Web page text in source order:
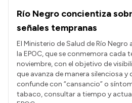
Río Negro concientiza
señales tempranas
El Ministerio de Salud de Río Negro
la EPOC, que se conmemora cada
noviembre, con el objetivo de
que avanza de manera silenciosa y
confunde con “cansancio” o
tabaco, consultar a tiempo y